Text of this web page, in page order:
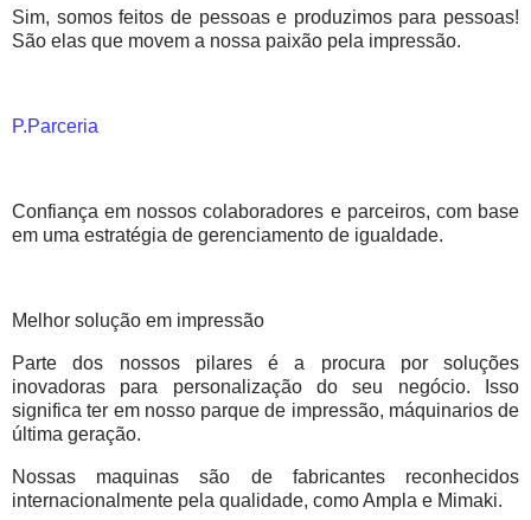
Sim, somos feitos de pessoas e produzimos para pessoas!
São elas que movem a nossa paixão pela impressão.
P.Parceria
Confiança em nossos colaboradores e parceiros, com base
em uma estratégia de gerenciamento de igualdade.
Melhor solução em impressão
Parte dos nossos pilares é a procura por soluções
inovadoras para personalização do seu negócio. Isso
significa ter em nosso parque de impressão, máquinarios de
última geração.
Nossas maquinas são de fabricantes reconhecidos
internacionalmente pela qualidade, como Ampla e Mimaki.